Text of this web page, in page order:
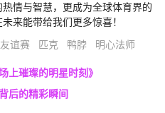
情与智慧，更成为全球体育界的
来能带给我们更多惊喜！
谊赛 匹克 鸭脖 明心法师
上璀璨的明星时刻》
后的精彩瞬间